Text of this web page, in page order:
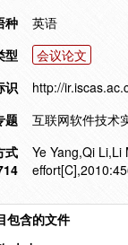
种
英语
型
会议论文
识
http://
题
互联网软件技术
式
Ye Yang,Qi
包含的文件